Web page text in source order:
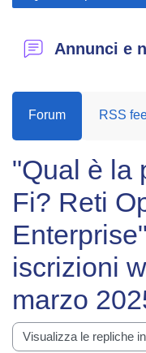
Annunci e
Forum RSS
"Qual è la
Fi? Reti
iscrizioni
marzo
Modalità